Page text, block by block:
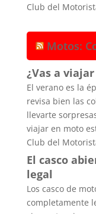
Club del
Motos:
¿Vas a
El verano es la
revisa bien las
llevarte
viajar en moto
Club del
El casco
legal
Los casco de
completamente